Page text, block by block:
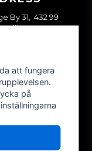
By 31, 432 99
KONTO
att fungera
på